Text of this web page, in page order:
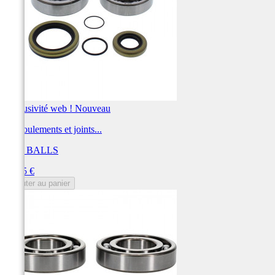
Exclusivité web ! Nouveau
Kit roulements et joints...
ALL BALLS
99,65 €
Ajouter au panier